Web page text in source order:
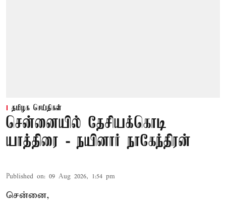
தமிழக செய்திகள்
சென்னையில் தேசியக்கொடி
யாத்திரை - நயினார் நாகேந்திரன்
Published on: 09 Aug 2026, 1:54 pm
சென்னை,